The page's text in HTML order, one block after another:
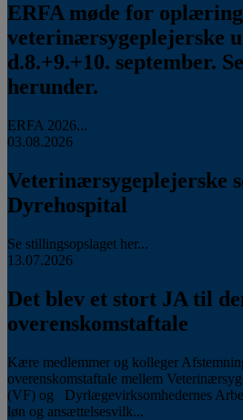
ERFA møde for
veterinærsygeplejerske
d.8.+9.+10. september.
herunder.
ERFA 2026...
03.08.2026
Veterinærsygeplejerske
Dyrehospital
Se stillingsopslaget her...
13.07.2026
Det blev et stort JA til
overenskomstaftale
Kære medlemmer og kolleger
overenskomstaftale mellem
(VF) og Dyrlægevirksomhedernes
løn og ansættelsesvilk...